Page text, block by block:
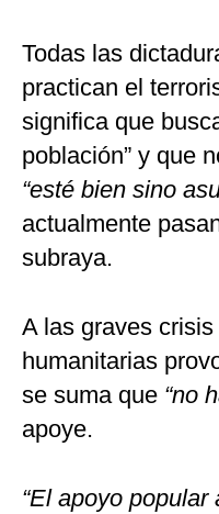
Todas las
practican el
significa que
población” y que
“esté bien sino
actualmente
subraya.
A las graves
humanitarias
se suma que “no
apoye.
“El apoyo